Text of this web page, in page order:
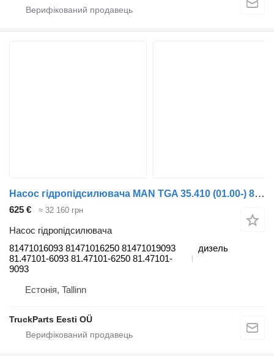
Насос гідропідсилювача MAN TGA 35.410 (01.00-) 81471016093 до тягача MAN 4-series, TGA (1993-2009)
625 € ≈ 32 160 грн
Насос гідропідсилювача
81471016093 81471016250 81471019093
81.47101-6093 81.47101-6250 81.47101-
9093
дизель
Естонія, Tallinn
TruckParts Eesti OÜ